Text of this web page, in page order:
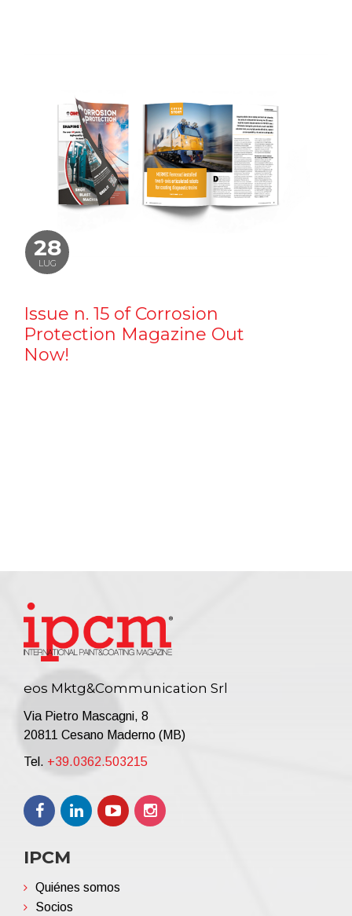
28
LUG
Issue n. 15 of Corrosion
Protection Magazine Out
Now!
eos Mktg&Communication Srl
Via Pietro Mascagni, 8
20811 Cesano Maderno (MB)
Tel. +39.0362.503215
IPCM
Quiénes somos
Socios